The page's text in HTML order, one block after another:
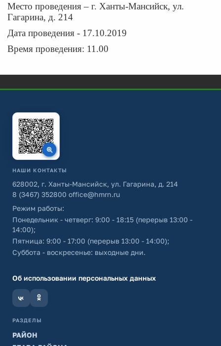
Место проведения – г. Ханты-Мансийск, ул.
Гагарина, д. 214
Дата проведения - 17.10.2019
Время проведения: 11.00
НАШИ КОНТАКТЫ
628002, г. Ханты-Мансийск, ул. Гагарина, д. 214
8 (3467) 352800 office@hmrn.ru
Режим работы:
Понедельник - четверг: 9:00 - 18:15 (перерыв 13:00 -
14:00);
Пятница: 9:00 - 17:00 (перерыв 13:00 - 14:00);
Суббота - воскресенье: выходные дни.
Об использовании персональных данных
РАЗДЕЛЫ
РАЙОН